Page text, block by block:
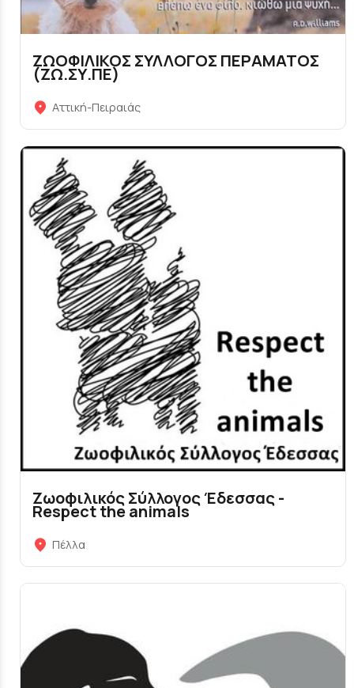
ΖΩΟΦΙΛΙΚΟΣ ΣΥΛΛΟΓΟΣ ΠΕΡΑΜΑΤΟΣ
(ΖΩ.ΣΥ.ΠΕ)
Αττική-Πειραιάς
Ζωοφιλικός Σύλλογος Έδεσσας -
Respect the animals
Πέλλα